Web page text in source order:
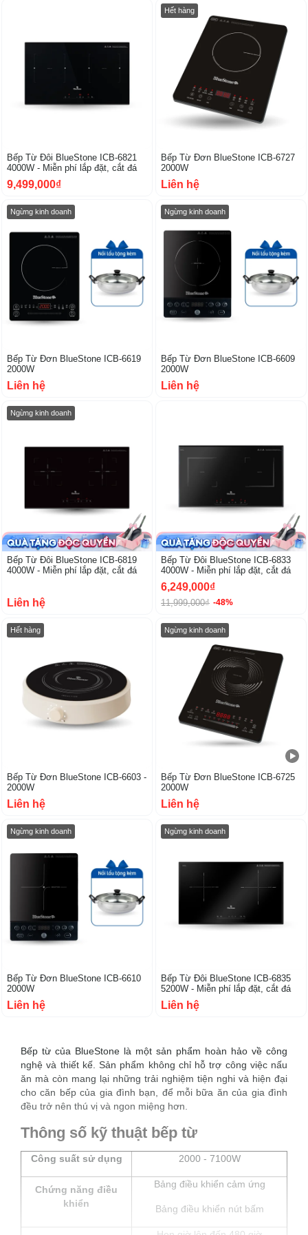
Bếp Từ Đôi BlueStone ICB-6821
4000W - Miễn phí lắp đặt, cắt đá
9,499,000₫
Hết hàng
Bếp Từ Đơn BlueStone ICB-6727
2000W
Liên hệ
Ngừng kinh doanh
Bếp Từ Đơn BlueStone ICB-6619
2000W
Liên hệ
Ngừng kinh doanh
Bếp Từ Đơn BlueStone ICB-6609
2000W
Liên hệ
Ngừng kinh doanh
Bếp Từ Đôi BlueStone ICB-6819
4000W - Miễn phí lắp đặt, cắt đá
Liên hệ
Bếp Từ Đôi BlueStone ICB-6833
4000W - Miễn phí lắp đặt, cắt đá
6,249,000₫
11,999,000₫ -48%
Hết hàng
Bếp Từ Đơn BlueStone ICB-6603 -
2000W
Liên hệ
Ngừng kinh doanh
Bếp Từ Đơn BlueStone ICB-6725
2000W
Liên hệ
Ngừng kinh doanh
Bếp Từ Đơn BlueStone ICB-6610
2000W
Liên hệ
Ngừng kinh doanh
Bếp Từ Đôi BlueStone ICB-6835
5200W - Miễn phí lắp đặt, cắt đá
Liên hệ
Bếp từ của BlueStone là một sản phẩm hoàn hảo về công
nghệ và thiết kế. Sản phẩm không chỉ hỗ trợ công việc nấu
ăn mà còn mang lại những trải nghiệm tiện nghi và hiện đại
cho căn bếp của gia đình bạn, để mỗi bữa ăn của gia đình
đều trở nên thú vị và ngon miệng hơn.
Thông số kỹ thuật bếp từ
Công suất sử dụng 2000 - 7100W
Chứng năng điều
khiển
Bảng điều khiển cảm ứng
Bảng điều khiển nút bấm